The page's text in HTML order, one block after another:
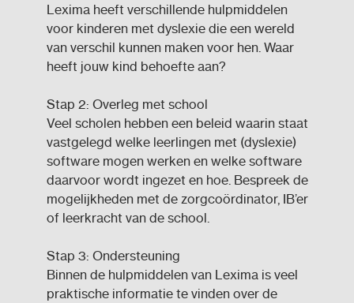
Lexima heeft verschillende hulpmiddelen
voor kinderen met dyslexie die een wereld
van verschil kunnen maken voor hen. Waar
heeft jouw kind behoefte aan?
Stap 2: Overleg met school
Veel scholen hebben een beleid waarin staat
vastgelegd welke leerlingen met (dyslexie)
software mogen werken en welke software
daarvoor wordt ingezet en hoe. Bespreek de
mogelijkheden met de zorgcoördinator, IB’er
of leerkracht van de school.
Stap 3: Ondersteuning
Binnen de hulpmiddelen van Lexima is veel
praktische informatie te vinden over de